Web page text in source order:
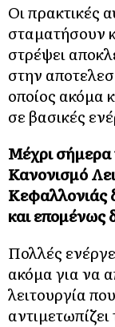
Οι πρακτικές
σταματήσουν
στρέψει
στην
οποίος ακόμα
σε βασικές
Μέχρι σήμερα
Κανονισμό
Κεφαλλονιάς
και επομένως
Πολλές
ακόμα για να
λειτουργία